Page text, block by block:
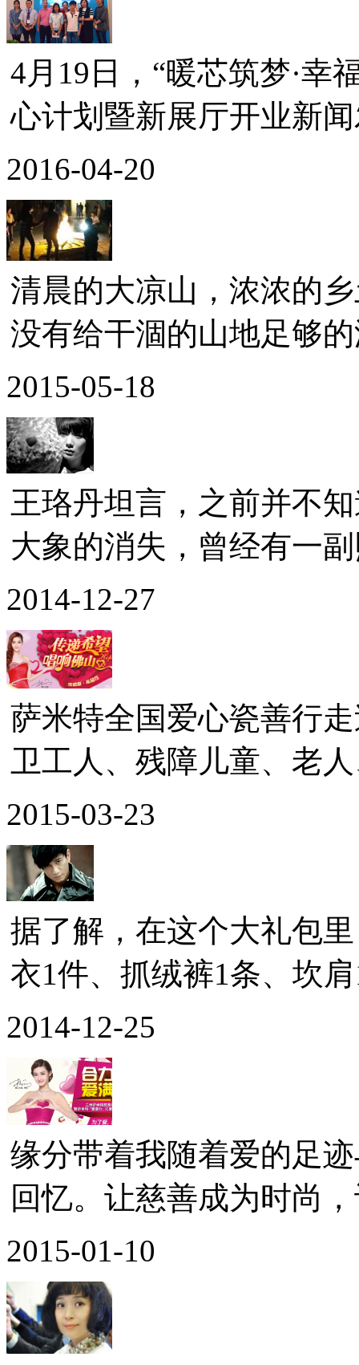
4月19日，“暖芯筑梦·
心计划暨新展厅开业新
2016-04-20
清晨的大凉山，浓浓的
没有给干涸的山地足够
2015-05-18
王珞丹坦言，之前并不
大象的消失，曾经有一
2014-12-27
萨米特全国爱心瓷善行
卫工人、残障儿童、老
2015-03-23
据了解，在这个大礼包
衣1件、抓绒裤1条、坎
2014-12-25
缘分带着我随着爱的足
回忆。让慈善成为时尚
2015-01-10